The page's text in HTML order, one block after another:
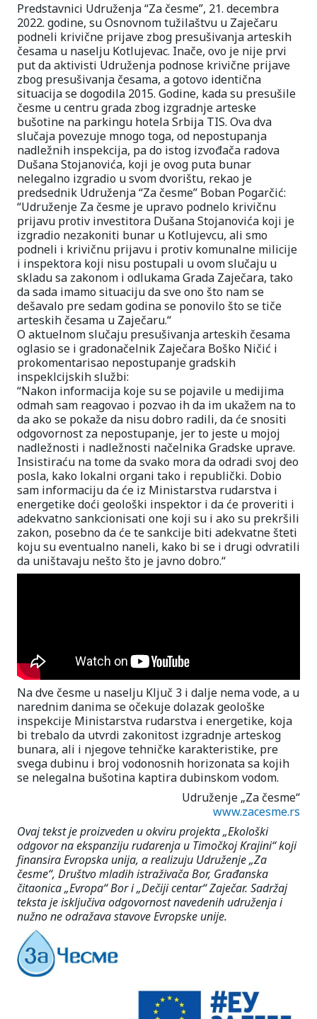
Predstavnici Udruženja “Za česme”, 21. decembra
2022. godine, su Osnovnom tužilaštvu u Zaječaru
podneli krivične prijave zbog presušivanja arteskih
česama u naselju Kotlujevac. Inače, ovo je nije prvi
put da aktivisti Udruženja podnose krivične prijave
zbog presušivanja česama, a gotovo identična
situacija se dogodila 2015. Godine, kada su presušile
česme u centru grada zbog izgradnje arteske
bušotine na parkingu hotela Srbija TIS. Ova dva
slučaja povezuje mnogo toga, od nepostupanja
nadležnih inspekcija, pa do istog izvođača radova
Dušana Stojanovića, koji je ovog puta bunar
nelegalno izgradio u svom dvorištu, rekao je
predsednik Udruženja “Za česme” Boban Pogarčić:
“Udruženje Za česme je upravo podnelo krivičnu
prijavu protiv investitora Dušana Stojanovića koji je
izgradio nezakoniti bunar u Kotlujevcu, ali smo
podneli i krivičnu prijavu i protiv komunalne milicije
i inspektora koji nisu postupali u ovom slučaju u
skladu sa zakonom i odlukama Grada Zaječara, tako
da sada imamo situaciju da sve ono što nam se
dešavalo pre sedam godina se ponovilo što se tiče
arteskih česama u Zaječaru.“
O aktuelnom slučaju presušivanja arteskih česama
oglasio se i gradonačelnik Zaječara Boško Ničić i
prokomentarisao nepostupanje gradskih
inspeklcijskih službi:
“Nakon informacija koje su se pojavile u medijima
odmah sam reagovao i pozvao ih da im ukažem na to
da ako se pokaže da nisu dobro radili, da će snositi
odgovornost za nepostupanje, jer to jeste u mojoj
nadležnosti i nadležnosti načelnika Gradske uprave.
Insistiraću na tome da svako mora da odradi svoj deo
posla, kako lokalni organi tako i republički. Dobio
sam informaciju da će iz Ministarstva rudarstva i
energetike doći geološki inspektor i da će proveriti i
adekvatno sankcionisati one koji su i ako su prekršili
zakon, posebno da će te sankcije biti adekvatne šteti
koju su eventualno naneli, kako bi se i drugi odvratili
da uništavaju nešto što je javno dobro.“
Na dve česme u naselju Ključ 3 i dalje nema vode, a u
narednim danima se očekuje dolazak geološke
inspekcije Ministarstva rudarstva i energetike, koja
bi trebalo da utvrdi zakonitost izgradnje arteskog
bunara, ali i njegove tehničke karakteristike, pre
svega dubinu i broj vodonosnih horizonata sa kojih
se nelegalna bušotina kaptira dubinskom vodom.
Udruženje „Za česme“
www.zacesme.rs
Ovaj tekst je proizveden u okviru projekta „Ekološki
odgovor na ekspanziju rudarenja u Timočkoj Krajini“ koji
finansira Evropska unija, a realizuju Udruženje „Za
česme“, Društvo mladih istraživača Bor, Građanska
čitaonica „Evropa“ Bor i „Dečiji centar“ Zaječar. Sadržaj
teksta je isključiva odgovornost navedenih udruženja i
nužno ne odražava stavove Evropske unije.